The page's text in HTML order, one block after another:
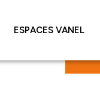
ESPACES VANEL